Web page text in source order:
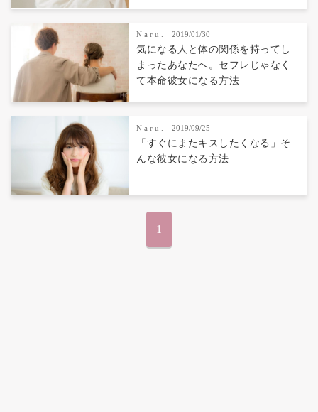
N a r u . 2019/01/30
気になる人と体の関係を持ってし
まったあなたへ。セフレじゃなく
て本命彼女になる方法
N a r u . 2019/09/25
「すぐにまたキスしたくなる」そ
んな彼女になる方法
1